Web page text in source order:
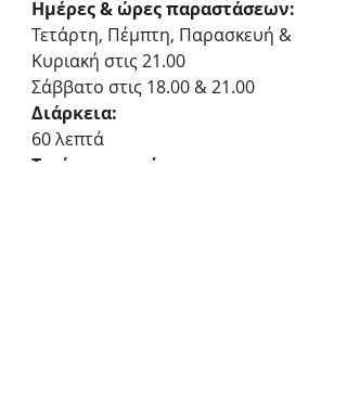
Ημέρες & ώρες παραστάσεων:
Τετάρτη, Πέμπτη, Παρασκευή &
Κυριακή στις 21.00
Σάββατο στις 18.00 & 21.00
Διάρκεια:
60 λεπτά
Τιμές εισιτηρίων: